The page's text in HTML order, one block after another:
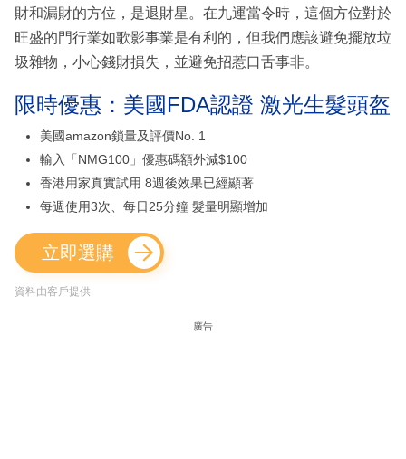
財和漏財的方位，是退財星。在九運當令時，這個方位對於
旺盛的門行業如歌影事業是有利的，但我們應該避免擺放垃
圾雜物，小心錢財損失，並避免招惹口舌事非。
限時優惠：美國FDA認證 激光生髮頭盔
美國amazon鎖量及評價No. 1
輸入「NMG100」優惠碼額外減$100
香港用家真實試用 8週後效果已經顯著
每週使用3次、每日25分鐘 髮量明顯增加
立即選購
資料由客戶提供
廣告